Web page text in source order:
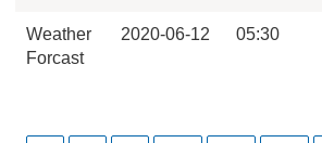
Weather
Forcast
2020-06-12 05:30